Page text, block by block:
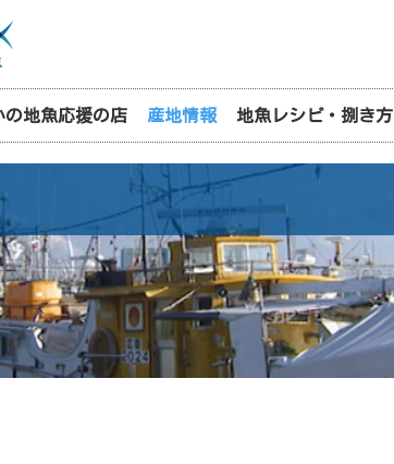
の地魚応援の店 産地情報 地魚レシピ・捌き方